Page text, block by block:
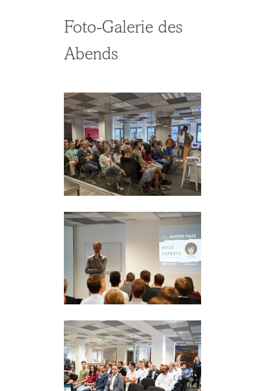
Foto-Galerie des
Abends